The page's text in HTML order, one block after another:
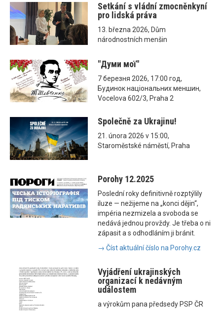
Setkání s vládní zmocněnkyní
pro lidská práva
13. března 2026, Dům
národnostních menšin
"Думи мої"
7 березня 2026, 17:00 год,
Будинок національних меншин,
Vocelova 602/3, Praha 2
Společně za Ukrajinu!
21. února 2026 v 15:00,
Staroměstské náměstí, Praha
Porohy 12.2025
Poslední roky definitivně rozptýlily
iluze — nežijeme na „konci dějin“,
impéria nezmizela a svoboda se
nedává jednou provždy. Je třeba o ni
zápasit a s odhodláním ji bránit.
→ Číst aktuální číslo na Porohy.cz
Vyjádření ukrajinských
organizací k nedávným
událostem
a výrokům pana předsedy PSP ČR